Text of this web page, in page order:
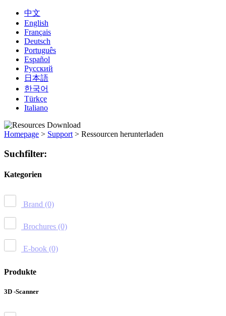
中文
English
Français
Deutsch
Português
Español
Русский
日本語
한국어
Türkçe
Italiano
Homepage > Support > Ressourcen herunterladen
Suchfilter:
Kategorien
Brand (0)
Brochures (0)
E-book (0)
Produkte
3D -Scanner